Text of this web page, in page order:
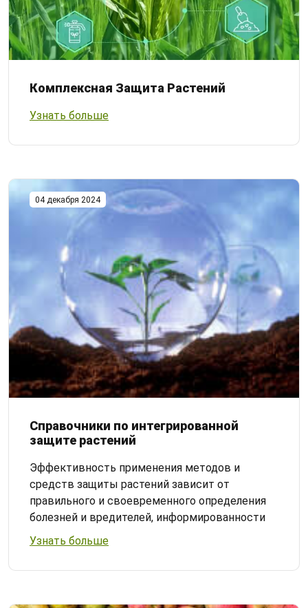
Комплексная Защита Растений
Узнать больше
04 декабря 2024
Справочники по интегрированной
защите растений
Эффективность применения методов и
средств защиты растений зависит от
правильного и своевременного определения
болезней и вредителей, информированности
Узнать больше